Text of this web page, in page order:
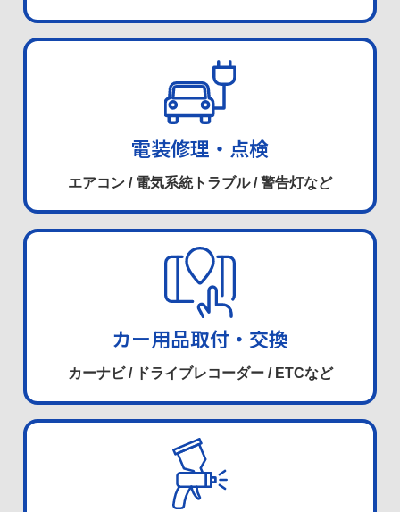
電装修理・点検
エアコン / 電気系統トラブル / 警告灯など
カー用品取付・交換
カーナビ / ドライブレコーダー / ETCなど